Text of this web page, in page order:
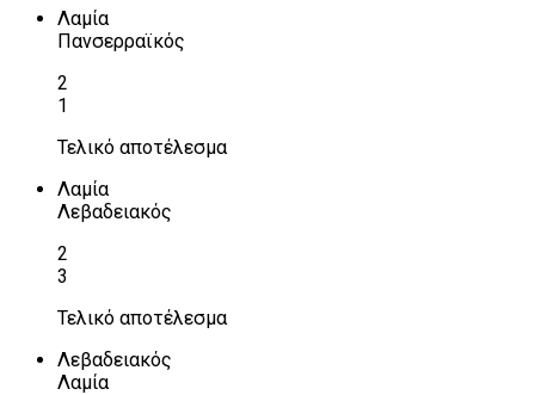
Λαμία
Πανσερραϊκός
2
1
Τελικό αποτέλεσμα
Λαμία
Λεβαδειακός
2
3
Τελικό αποτέλεσμα
Λεβαδειακός
Λαμία